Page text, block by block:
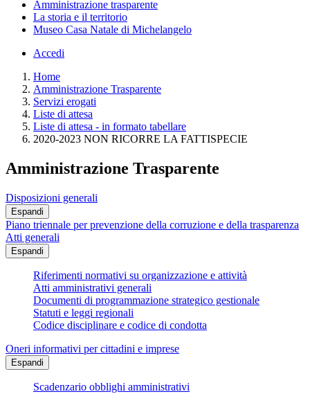
Amministrazione trasparente
La storia e il territorio
Museo Casa Natale di Michelangelo
Accedi
Home
Amministrazione Trasparente
Servizi erogati
Liste di attesa
Liste di attesa - in formato tabellare
2020-2023 NON RICORRE LA FATTISPECIE
Amministrazione Trasparente
Disposizioni generali
Espandi
Piano triennale per prevenzione della corruzione e della trasparenza
Atti generali
Espandi
Riferimenti normativi su organizzazione e attività
Atti amministrativi generali
Documenti di programmazione strategico gestionale
Statuti e leggi regionali
Codice disciplinare e codice di condotta
Oneri informativi per cittadini e imprese
Espandi
Scadenzario obblighi amministrativi